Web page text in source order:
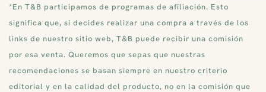
*En T&B participamos de programas de afiliación. Esto
significa que, si decides realizar una compra a través de los
links de nuestro sitio web, T&B puede recibir una comisión
por esa venta. Queremos que sepas que nuestras
recomendaciones se basan siempre en nuestro criterio
editorial y en la calidad del producto, no en la comisión que